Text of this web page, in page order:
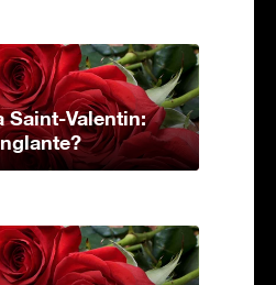
Saint-Valentin: